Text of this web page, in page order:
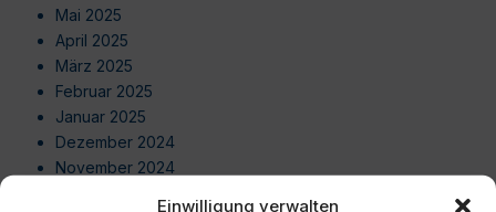
Einwilligung verwalten
Mai 2025
April 2025
März 2025
Februar 2025
Januar 2025
Dezember 2024
November 2024